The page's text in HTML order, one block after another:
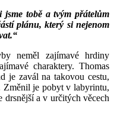
tobě a tvým přátelům
plánu, který si nejenom
neměl zajímavé hrdiny
charaktery. Thomas
je zavál na takovou cestu,
Změnil je pobyt v labyrintu,
drsnější a v určitých věcech